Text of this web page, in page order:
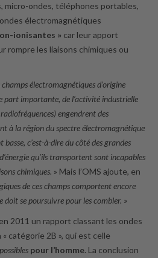
micro-ondes, téléphones portables,
électromagnétiques
ionisantes » car leur apport
rompre les liaisons chimiques ou
champs électromagnétiques d’origine
part importante, de l’activité industrielle
engendrent des
à la région du spectre électromagnétique
c’est-à-dire du côté des grandes
qu’ils transportent sont incapables
chimiques. » Mais l’OMS ajoute, en
de ces champs comportent encore
doit se poursuivre pour les combler. »
2011 un rapport classant les ondes
catégorie 2B », qui est celle
possibles pour l’homme. La conclusion